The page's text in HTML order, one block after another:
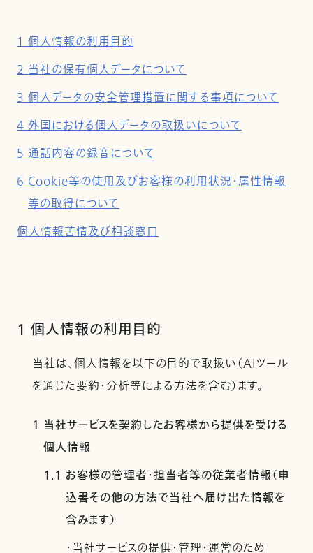
1 個人情報の利用目的
2 当社の保有個人データについて
3 個人データの安全管理措置に関する事項について
4 外国における個人データの取扱いについて
5 通話内容の録音について
6 Cookie等の使用及びお客様の利用状況・属性情報
等の取得について
個人情報苦情及び相談窓口
1 個人情報の利用目的
当社は、個人情報を以下の目的で取扱い（AIツール
を通じた要約・分析等による方法を含む）ます。
1 当社サービスを契約したお客様から提供を受ける
個人情報
1.1 お客様の管理者・担当者等の従業者情報（申
込書その他の方法で当社へ届け出た情報を
含みます）
・当社サービスの提供・管理・運営のため